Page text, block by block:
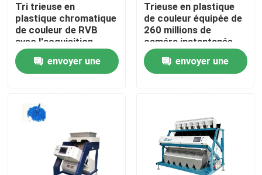
Nouvelles
Demandez une citation
trieuse de couleur de grain
Trieuse de couleur de blé
Tri trieuse en
plastique chromatique
de couleur de RVB
avec l'acquisition
d'image de CCD
envoyer une
Trieuse en plastique
de couleur équipée de
260 millions de
caméra instantanée
olographe de pixel
envoyer une